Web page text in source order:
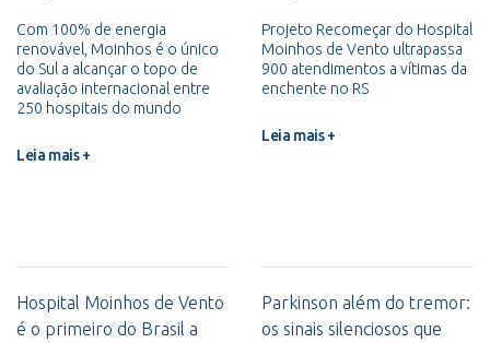
Com 100% de energia
renovável, Moinhos é o único
do Sul a alcançar o topo de
avaliação internacional entre
250 hospitais do mundo
Leia mais +
Projeto Recomeçar do Hospital
Moinhos de Vento ultrapassa
900 atendimentos a vítimas da
enchente no RS
Leia mais +
Hospital Moinhos de Vento
é o primeiro do Brasil a
Parkinson além do tremor:
os sinais silenciosos que